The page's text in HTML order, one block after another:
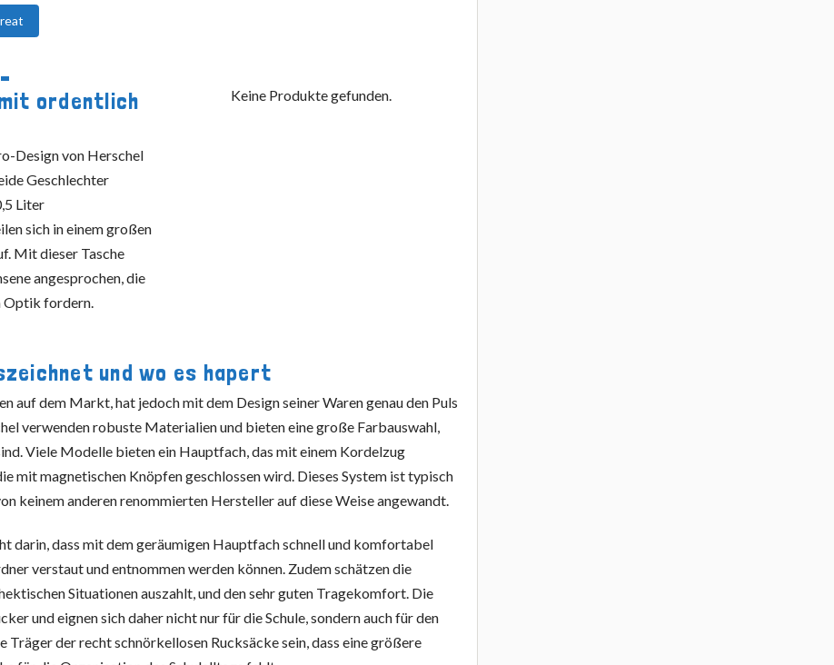
ordentlich
Design von Herschel
Geschlechter
Liter
sich in einem großen
Mit dieser Tasche
angesprochen, die
Optik fordern.
Keine Produkte gefunden.
und wo es hapert
auf dem Markt, hat jedoch mit dem Design seiner Waren genau den Puls
verwenden robuste Materialien und bieten eine große Farbauswahl,
Viele Modelle bieten ein Hauptfach, das mit einem Kordelzug
mit magnetischen Knöpfen geschlossen wird. Dieses System ist typisch
keinem anderen renommierten Hersteller auf diese Weise angewandt.
darin, dass mit dem geräumigen Hauptfach schnell und komfortabel
verstaut und entnommen werden können. Zudem schätzen die
Situationen auszahlt, und den sehr guten Tragekomfort. Die
und eignen sich daher nicht nur für die Schule, sondern auch für den
Träger der recht schnörkellosen Rucksäcke sein, dass eine größere